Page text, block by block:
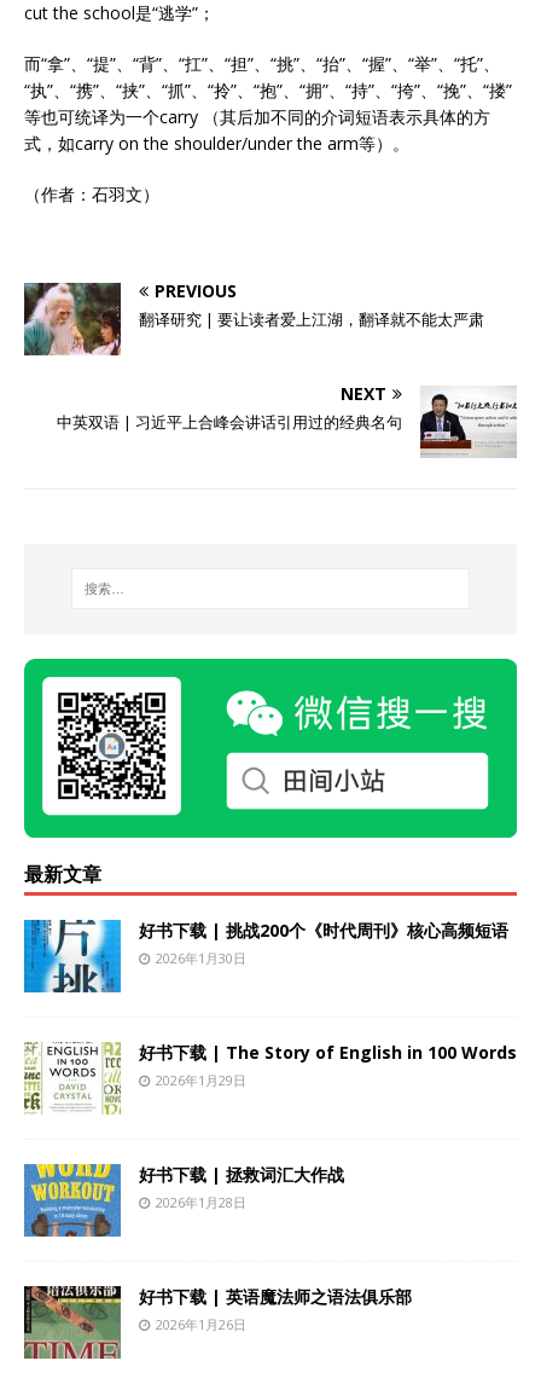
cut the school是“逃学”；
而“拿”、“提”、“背”、“扛”、“担”、“挑”、“抬”、“握”、“举”、“托”、
“执”、“携”、“挟”、“抓”、“拎”、“抱”、“拥”、“持”、“挎”、“挽”、“搂”
等也可统译为一个carry （其后加不同的介词短语表示具体的方
式，如carry on the shoulder/under the arm等）。
（作者：石羽文）
PREVIOUS
翻译研究 | 要让读者爱上江湖，翻译就不能太严肃
NEXT
中英双语 | 习近平上合峰会讲话引用过的经典名句
最新文章
好书下载 | 挑战200个《时代周刊》核心高频短语
2026年1月30日
好书下载 | The Story of English in 100 Words
2026年1月29日
好书下载 | 拯救词汇大作战
2026年1月28日
好书下载 | 英语魔法师之语法俱乐部
2026年1月26日